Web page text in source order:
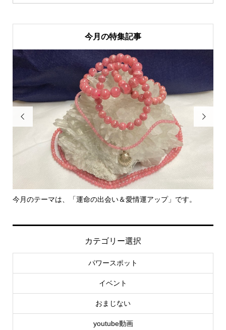
今月の特集記事

今月のテーマは、「運命の出会い＆愛情運アップ」です。

カテゴリー選択
パワースポット
イベント
おまじない
youtube動画